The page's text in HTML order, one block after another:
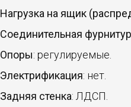
Нагрузка на ящик
Соединительная
Опоры: регулируемые.
Электрификация: нет.
Задняя стенка: ЛДСП.